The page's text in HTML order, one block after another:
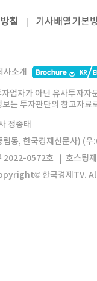
침 기사배열기본
경제신문 한국경제
경제TV앱
사소개
업자가 아닌 유사투자
는 투자판단의 참고자
정종태
림동, 한국경제신문사) (
2022-0572호
호스팅
한국경제TV.